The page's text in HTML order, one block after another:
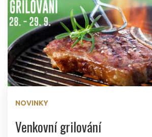
NOVINKY
Venkovní grilování